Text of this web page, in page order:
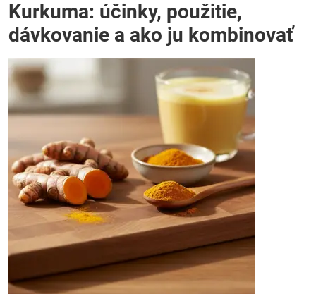
Kurkuma: účinky, použitie,
dávkovanie a ako ju kombinovať